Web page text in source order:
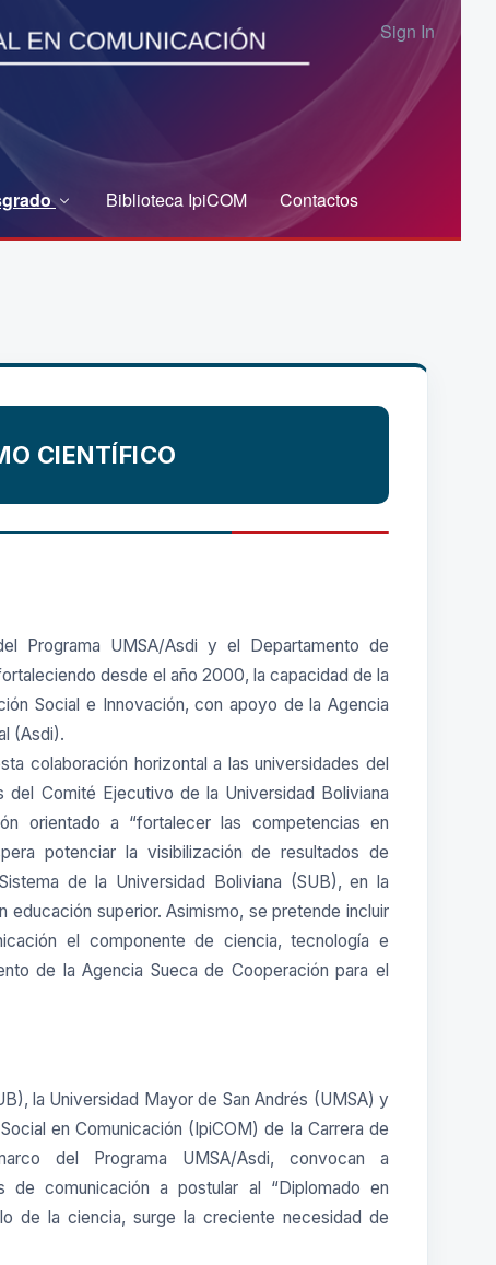
Sign In
Biblioteca IpiCOM Contactos
CIENTÍFICO
Programa UMSA/Asdi y el Departamento de
desde el año 2000, la capacidad de la
Social e Innovación, con apoyo de la Agencia
(Asdi).
colaboración horizontal a las universidades del
Comité Ejecutivo de la Universidad Boliviana
orientado a “fortalecer las competencias en
potenciar la visibilización de resultados de
de la Universidad Boliviana (SUB), en la
superior. Asimismo, se pretende incluir
el componente de ciencia, tecnología e
de la Agencia Sueca de Cooperación para el
la Universidad Mayor de San Andrés (UMSA) y
en Comunicación (IpiCOM) de la Carrera de
del Programa UMSA/Asdi, convocan a
de comunicación a postular al “Diplomado en
de la ciencia, surge la creciente necesidad de